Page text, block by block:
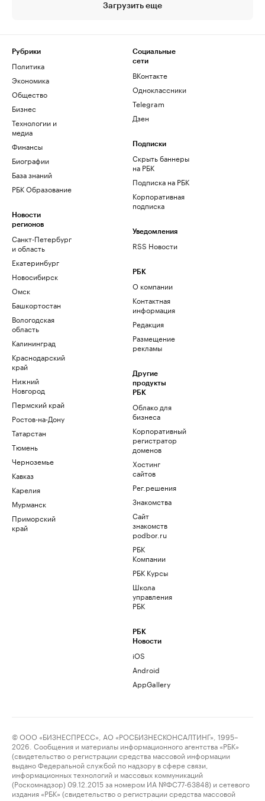
Загрузить еще
Рубрики
Политика
Экономика
Общество
Бизнес
Технологии и
медиа
Финансы
Биографии
База знаний
РБК Образование
Новости
регионов
Санкт-Петербург
и область
Екатеринбург
Новосибирск
Омск
Башкортостан
Вологодская
область
Калининград
Краснодарский
край
Нижний
Новгород
Пермский край
Ростов-на-Дону
Татарстан
Тюмень
Черноземье
Кавказ
Карелия
Мурманск
Приморский
край
Социальные
сети
ВКонтакте
Одноклассники
Telegram
Дзен
Подписки
Скрыть баннеры
на РБК
Подписка на РБК
Корпоративная
подписка
Уведомления
RSS Новости
РБК
О компании
Контактная
информация
Редакция
Размещение
рекламы
Другие
продукты
РБК
Облако для
бизнеса
Корпоративный
регистратор
доменов
Хостинг
сайтов
Рег.решения
Знакомства
Сайт
знакомств
podbor.ru
РБК
Компании
РБК Курсы
Школа
управления
РБК
РБК
Новости
iOS
Android
AppGallery
© ООО «БИЗНЕСПРЕСС», АО «РОСБИЗНЕСКОНСАЛТИНГ», 1995–
2026. Сообщения и материалы информационного агентства «РБК»
(свидетельство о регистрации средства массовой информации
выдано Федеральной службой по надзору в сфере связи,
информационных технологий и массовых коммуникаций
(Роскомнадзор) 09.12.2015 за номером ИА №ФС77-63848) и сетевого
издания «РБК» (свидетельство о регистрации средства массовой